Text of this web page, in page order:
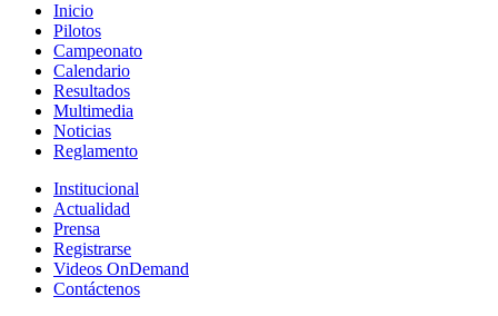
Inicio
Pilotos
Campeonato
Calendario
Resultados
Multimedia
Noticias
Reglamento
Institucional
Actualidad
Prensa
Registrarse
Videos OnDemand
Contáctenos